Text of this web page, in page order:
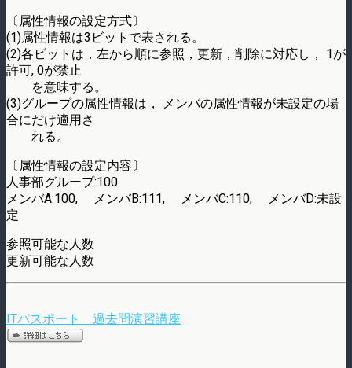
〔属性情報の設定方式〕
(1)属性情報は3ビットで表される。
(2)各ビットは，左から順に参照，更新，削除に対応し， 1が
許可, 0が禁止
を意味する。
(3)グループの属性情報は， メンバの属性情報が未設定の場
合にだけ適用さ
れる。
〔属性情報の設定内容〕
人事部グループ:100
メンバA:100, メンバB:111, メンバC:110, メンバD:未設
定
参照可能な人数
更新可能な人数
ITパスポート 過去問演習講座